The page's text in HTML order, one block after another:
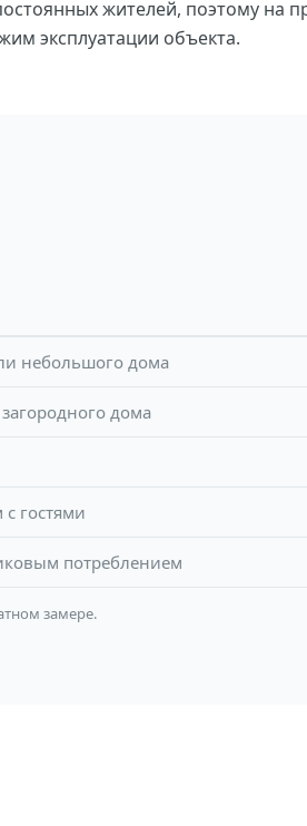
жителей, поэтому на
эксплуатации объекта.
небольшого дома
дома
гостями
потреблением
замере.